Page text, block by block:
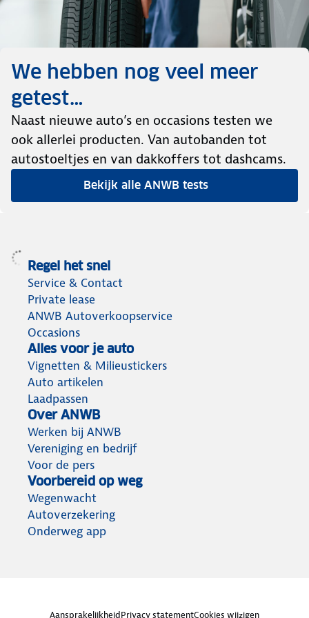
We hebben nog veel meer
getest…
Naast nieuwe auto’s en occasions testen we
ook allerlei producten. Van autobanden tot
autostoeltjes en van dakkoffers tot dashcams.
Bekijk alle ANWB tests
Regel het snel
Service & Contact
Private lease
ANWB Autoverkoopservice
Occasions
Alles voor je auto
Vignetten & Milieustickers
Auto artikelen
Laadpassen
Over ANWB
Werken bij ANWB
Vereniging en bedrijf
Voor de pers
Voorbereid op weg
Wegenwacht
Autoverzekering
Onderweg app
AansprakelijkheidPrivacy statementCookies wijzigen